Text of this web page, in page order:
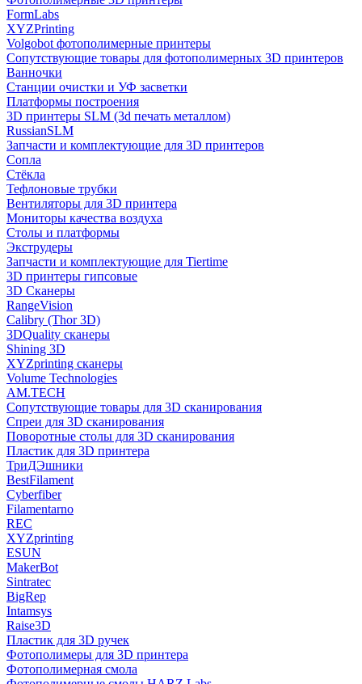
FormLabs
XYZPrinting
Volgobot фотополимерные принтеры
Сопутствующие товары для фотополимерных 3D принтеров
Ванночки
Станции очистки и УФ засветки
Платформы построения
3D принтеры SLM (3d печать металлом)
RussianSLM
Запчасти и комплектующие для 3D принтеров
Сопла
Cтёкла
Тефлоновые трубки
Вентиляторы для 3D принтера
Мониторы качества воздуха
Столы и платформы
Экструдеры
Запчасти и комплектующие для Tiertime
3D принтеры гипсовые
3D Сканеры
RangeVision
Calibry (Thor 3D)
3DQuality сканеры
Shining 3D
XYZprinting сканеры
Volume Technologies
AM.TECH
Сопутствующие товары для 3D сканирования
Спреи для 3D сканирования
Поворотные столы для 3D сканирования
Пластик для 3D принтера
ТриДЭшники
BestFilament
Cyberfiber
Filamentarno
REC
XYZprinting
ESUN
MakerBot
Sintratec
BigRep
Intamsys
Raise3D
Пластик для 3D ручек
Фотополимеры для 3D принтера
Фотополимерная смола